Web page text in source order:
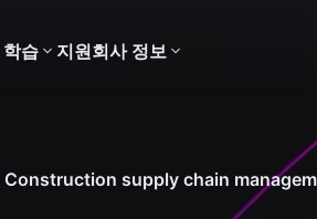
학습 지원회사 정보
Construction supply chain